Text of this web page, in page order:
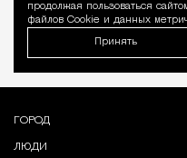
продолжая пользоваться
файлов Cookie и данных
Принять
ГОРОД
ЛЮДИ